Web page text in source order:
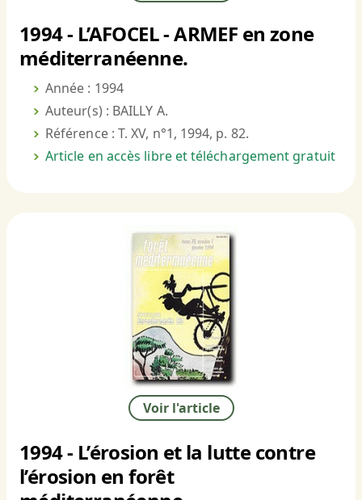
1994 - L’AFOCEL - ARMEF en zone
méditerranéenne.
Année : 1994
Auteur(s) : BAILLY A.
Référence : T. XV, n°1, 1994, p. 82.
Article en accès libre et téléchargement gratuit
Voir l'article
1994 - L’érosion et la lutte contre
l’érosion en forêt